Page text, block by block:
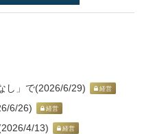
し」で(2026/6/29) 経営
6/26) 経営
4/13) 経営